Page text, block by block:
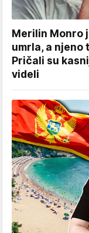
Merilin Monro
umrla, a njeno
Pričali su
videli